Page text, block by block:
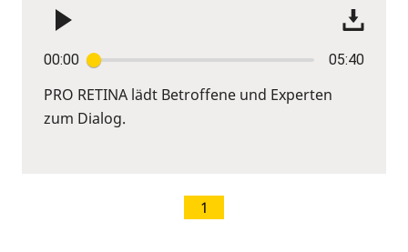
00:00 05:40
PRO RETINA lädt Betroffene und Experten
zum Dialog.
1